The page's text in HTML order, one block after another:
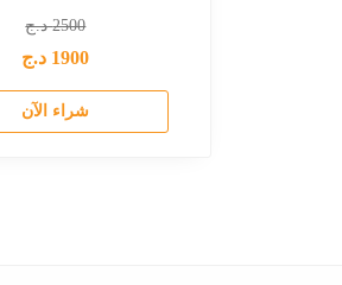
2500د.ج
1900 د.ج
شراء الآن